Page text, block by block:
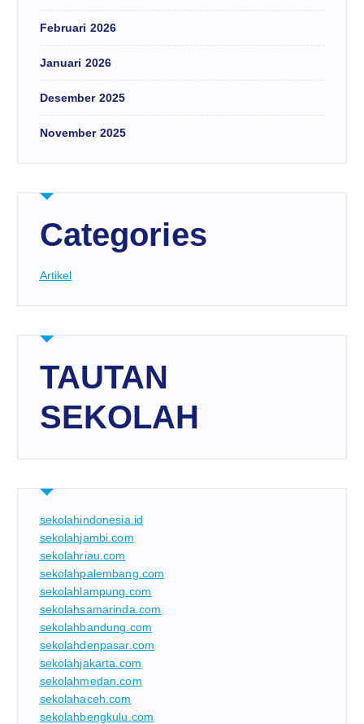
Februari 2026
Januari 2026
Desember 2025
November 2025
Categories
Artikel
TAUTAN
SEKOLAH
sekolahindonesia.id
sekolahjambi.com
sekolahriau.com
sekolahpalembang.com
sekolahlampung.com
sekolahsamarinda.com
sekolahbandung.com
sekolahdenpasar.com
sekolahjakarta.com
sekolahmedan.com
sekolahaceh.com
sekolahbengkulu.com